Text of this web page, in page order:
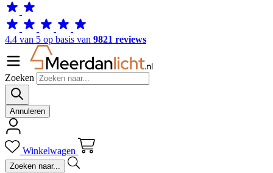
4.4 van 5 op basis van 9821 reviews
Zoeken
Annuleren
Winkelwagen